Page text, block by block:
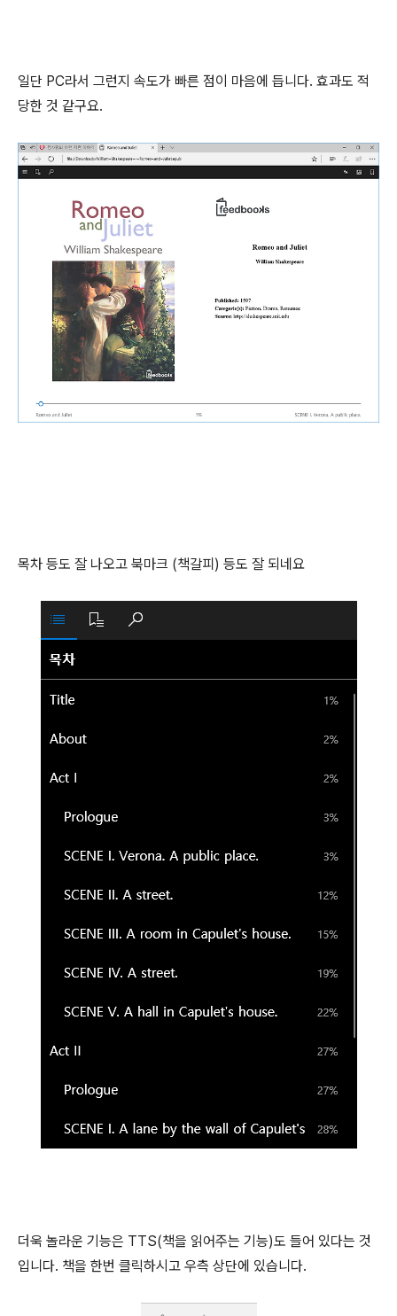
일단 PC라서 그런지 속도가 빠른 점이 마음에 듭니다. 효과도 적
당한 것 같구요.
목차 등도 잘 나오고 북마크 (책갈피) 등도 잘 되네요
더욱 놀라운 기능은 TTS(책을 읽어주는 기능)도 들어 있다는 것
입니다. 책을 한번 클릭하시고 우측 상단에 있습니다.